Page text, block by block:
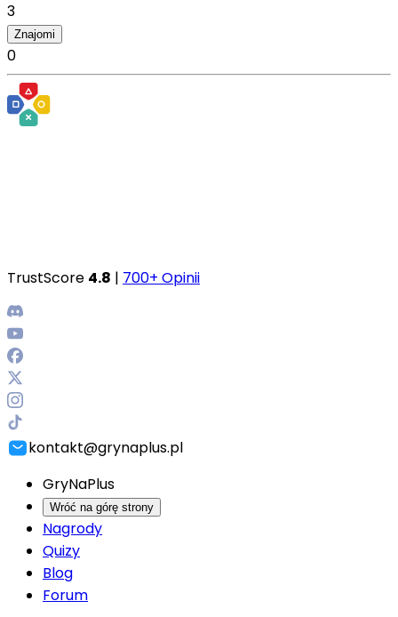
3
Znajomi
0
TrustScore 4.8 | 700+ Opinii
kontakt@grynaplus.pl
GryNaPlus
Wróć na górę strony
Nagrody
Quizy
Blog
Forum